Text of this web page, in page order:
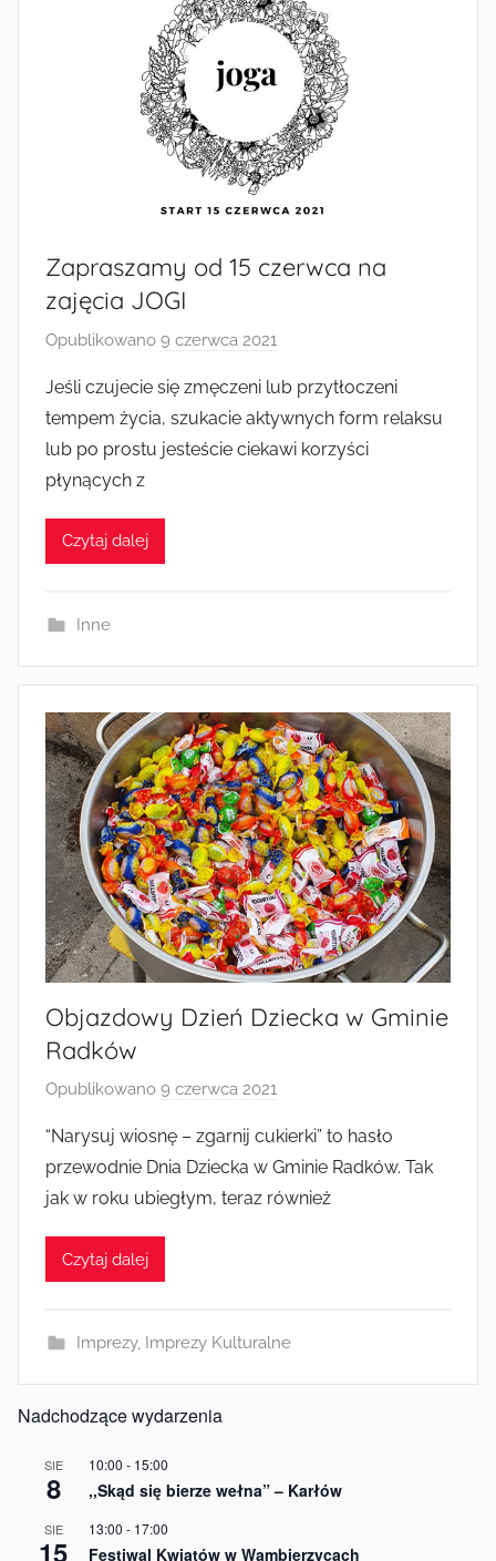
Zapraszamy od 15 czerwca na
zajęcia JOGI
Opublikowano 9 czerwca 2021
z
e
z
Jeśli czujecie się zmęczeni lub przytłoczeni
tempem życia, szukacie aktywnych form relaksu
lub po prostu jesteście ciekawi korzyści
płynących z
Czytaj dalej
Inne
Objazdowy Dzień Dziecka w Gminie
Radków
Opublikowano 9 czerwca 2021
z
e
z
n
“Narysuj wiosnę – zgarnij cukierki” to hasło
przewodnie Dnia Dziecka w Gminie Radków. Tak
jak w roku ubiegłym, teraz również
Czytaj dalej
Imprezy, Imprezy Kulturalne
Nadchodzące wydarzenia
SIE
8
10:00 - 15:00
,,Skąd się bierze wełna” – Karłów
SIE
15
13:00 - 17:00
Festiwal Kwiatów w Wambierzycach